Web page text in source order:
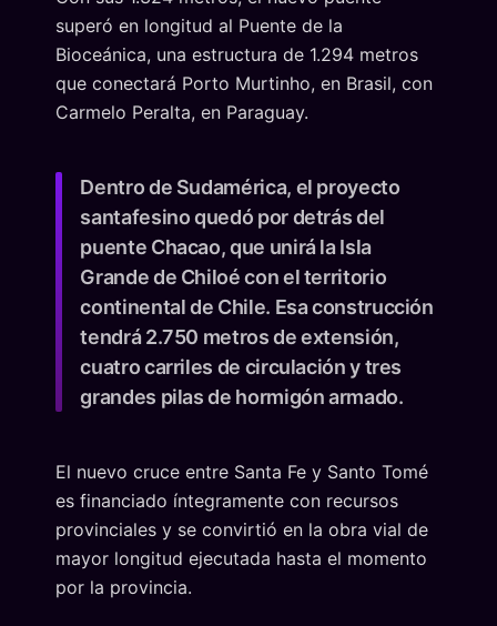
superó en longitud al Puente de la
Bioceánica, una estructura de 1.294 metros
que conectará Porto Murtinho, en Brasil, con
Carmelo Peralta, en Paraguay.
Dentro de Sudamérica, el proyecto
santafesino quedó por detrás del
puente Chacao, que unirá la Isla
Grande de Chiloé con el territorio
continental de Chile. Esa construcción
tendrá 2.750 metros de extensión,
cuatro carriles de circulación y tres
grandes pilas de hormigón armado.
El nuevo cruce entre Santa Fe y Santo Tomé
es financiado íntegramente con recursos
provinciales y se convirtió en la obra vial de
mayor longitud ejecutada hasta el momento
por la provincia.